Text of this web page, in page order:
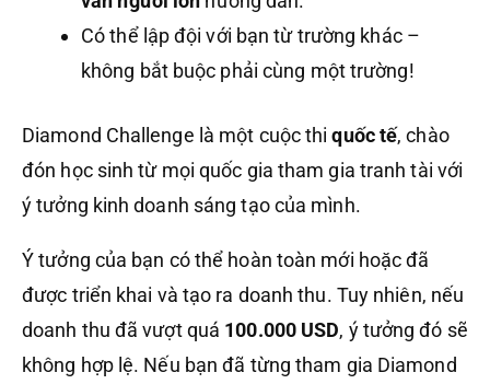
Có thể lập đội với bạn từ trường khác –
không bắt buộc phải cùng một trường!
Diamond Challenge là một cuộc thiquốc tế, chào
đón học sinh từ mọi quốc gia tham gia tranh tài với
ý tưởng kinh doanh sáng tạo của mình.
Ý tưởng của bạn có thể hoàn toàn mới hoặc đã
được triển khai và tạo ra doanh thu. Tuy nhiên, nếu
doanh thu đã vượt quá 100.000 USD, ý tưởng đó sẽ
không hợp lệ. Nếu bạn đã từng tham gia Diamond